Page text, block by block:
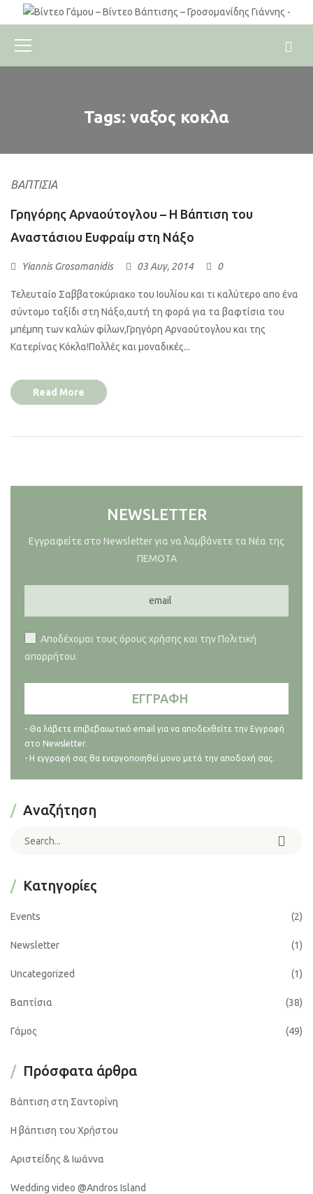
Tags: ναξος κοκλα
ΒΑΠΤΊΣΙΑ
Γρηγόρης Αρναούτογλου – Η Βάπτιση του
Αναστάσιου Ευφραίμ στη Νάξο
Yiannis Grosomanidis 03 Αυγ, 2014 0
Τελευταίο Σαββατοκύριακο του Ιουλίου και τι καλύτερο απο ένα
σύντομο ταξίδι στη Νάξο,αυτή τη φορά για τα βαφτίσια του
μπέμπη των καλών φίλων,Γρηγόρη Αρναούτογλου και της
Κατερίνας Κόκλα!Πολλές και μοναδικές...
Read More
NEWSLETTER
Εγγραφείτε στο Newsletter για να λαμβάνετε τα Νέα της
ΠΕΜΟΤΑ
Αποδέχομαι τους όρους χρήσης και την Πολιτική
απορρήτου.
- Θα λάβετε επιβεβαιωτικό email για να αποδεχθείτε την Εγγραφή
στο Newsletter.
- Η εγγραφή σας θα ενεργοποιηθεί μονο μετά την αποδοχή σας.
Αναζήτηση
Search for:
Kατηγορίες
Events (2)
Newsletter (1)
Uncategorized (1)
Βαπτίσια (38)
Γάμος (49)
Πρόσφατα άρθρα
Βάπτιση στη Σαντορίνη
Η βάπτιση του Χρήστου
Αριστείδης & Ιωάννα
Wedding video @Andros Island